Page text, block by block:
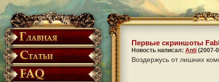
Первые скриншоты
Новость написал: Anti (2007-
Воздержусь от лишних